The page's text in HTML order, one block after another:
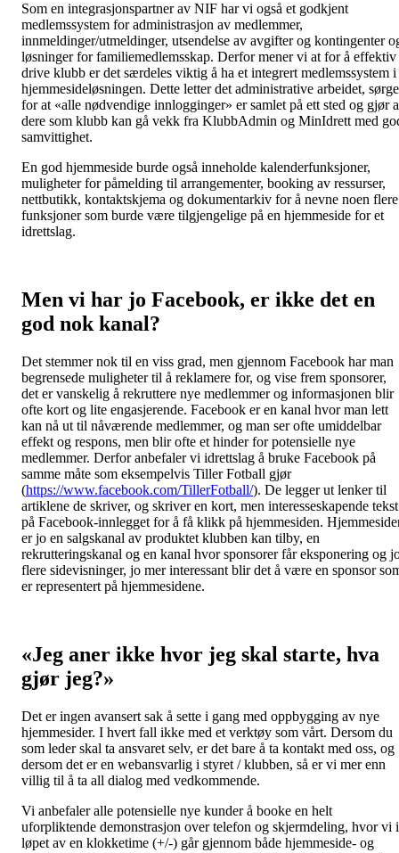
Som en integrasjonspartner av NIF har vi også et godkjent
medlemssystem for administrasjon av medlemmer,
innmeldinger/utmeldinger, utsendelse av avgifter og kontingenter
løsninger for familiemedlemsskap. Derfor mener vi at for å effektiv
drive klubb er det særdeles viktig å ha et integrert medlemssystem i
hjemmesideløsningen. Dette letter det administrative arbeidet,
for at «alle nødvendige innlogginger» er samlet på ett sted og gjør
dere som klubb kan gå vekk fra KlubbAdmin og MinIdrett med
samvittighet.
En god hjemmeside burde også inneholde kalenderfunksjoner,
muligheter for påmelding til arrangementer, booking av ressurser,
nettbutikk, kontaktskjema og dokumentarkiv for å nevne noen flere
funksjoner som burde være tilgjengelige på en hjemmeside for et
idrettslag.
Men vi har jo Facebook, er ikke det en
god nok kanal?
Det stemmer nok til en viss grad, men gjennom Facebook har man
begrensede muligheter til å reklamere for, og vise frem sponsorer,
det er vanskelig å rekruttere nye medlemmer og informasjonen blir
ofte kort og lite engasjerende. Facebook er en kanal hvor man lett
kan nå ut til nåværende medlemmer, og man ser ofte umiddelbar
effekt og respons, men blir ofte et hinder for potensielle nye
medlemmer. Derfor anbefaler vi idrettslag å bruke Facebook på
samme måte som eksempelvis Tiller Fotball gjør
(https://www.facebook.com/TillerFotball/). De legger ut lenker til
artiklene de skriver, og skriver en kort, men interesseskapende tekst
på Facebook-innlegget for å få klikk på hjemmesiden.
er jo en salgskanal av produktet klubben kan tilby, en
rekrutteringskanal og en kanal hvor sponsorer får eksponering og
flere sidevisninger, jo mer interessant blir det å være en sponsor
er representert på hjemmesidene.
«Jeg aner ikke hvor jeg skal starte, hva
gjør jeg?»
Det er ingen avansert sak å sette i gang med oppbygging av nye
hjemmesider. I hvert fall ikke med et verktøy som vårt. Dersom du
som leder skal ta ansvaret selv, er det bare å ta kontakt med oss, og
dersom det er en webansvarlig i styret / klubben, så er vi mer enn
villig til å ta all dialog med vedkommende.
Vi anbefaler alle potensielle nye kunder å booke en helt
uforpliktende demonstrasjon over telefon og skjermdeling, hvor vi i
løpet av en klokketime (+/-) går gjennom både hjemmeside- og